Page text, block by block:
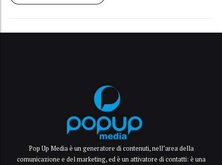
Pop Up Media è un generatore di contenuti, nell’area della
comunicazione e del marketing, ed è un attivatore di contatti: è una